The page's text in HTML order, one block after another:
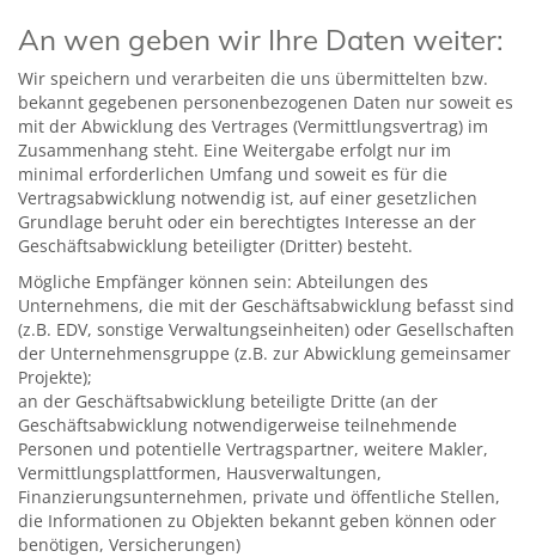
An wen geben wir Ihre Daten weiter:
Wir speichern und verarbeiten die uns übermittelten bzw.
bekannt gegebenen personenbezogenen Daten nur soweit es
mit der Abwicklung des Vertrages (Vermittlungsvertrag) im
Zusammenhang steht. Eine Weitergabe erfolgt nur im
minimal erforderlichen Umfang und soweit es für die
Vertragsabwicklung notwendig ist, auf einer gesetzlichen
Grundlage beruht oder ein berechtigtes Interesse an der
Geschäftsabwicklung beteiligter (Dritter) besteht.
Mögliche Empfänger können sein: Abteilungen des
Unternehmens, die mit der Geschäftsabwicklung befasst sind
(z.B. EDV, sonstige Verwaltungseinheiten) oder Gesellschaften
der Unternehmensgruppe (z.B. zur Abwicklung gemeinsamer
Projekte);
an der Geschäftsabwicklung beteiligte Dritte (an der
Geschäftsabwicklung notwendigerweise teilnehmende
Personen und potentielle Vertragspartner, weitere Makler,
Vermittlungsplattformen, Hausverwaltungen,
Finanzierungsunternehmen, private und öffentliche Stellen,
die Informationen zu Objekten bekannt geben können oder
benötigen, Versicherungen)